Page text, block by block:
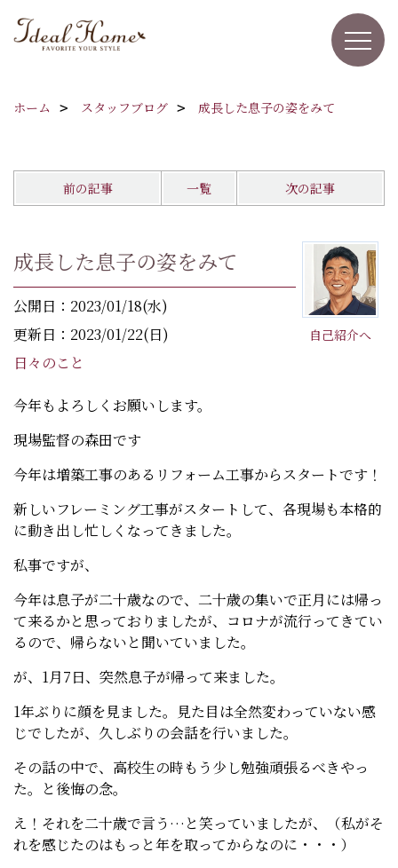
ホーム スタッフブログ 成長した息子の姿をみて
前の記事 一覧 次の記事
自己紹介へ
成長した息子の姿をみて
公開日：2023/01/18(水)
更新日：2023/01/22(日)
日々のこと
今年もよろしくお願いします。
現場監督の森田です
今年は増築工事のあるリフォーム工事からスタートです！
新しいフレーミング工事がスタートして、各現場も本格的
に動き出し忙しくなってきました。
私事ですが、
今年は息子が二十歳なので、二十歳の集いで正月には帰っ
て来るかと思っておりましたが、コロナが流行ってきてい
るので、帰らないと聞いていました。
が、1月7日、突然息子が帰って来ました。
1年ぶりに顔を見ました。見た目は全然変わっていない感
じでしたが、久しぶりの会話を行いました。
その話の中で、高校生の時もう少し勉強頑張るべきやっ
た。と後悔の念。
え！それを二十歳で言う…と笑っていましたが、（私がそ
れを感じたのはもっと年を取ってからなのに・・・）